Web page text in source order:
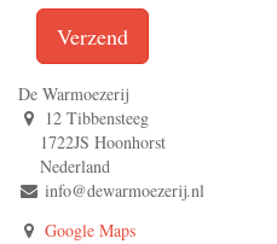
Verzend
De Warmoezerij
12 Tibbensteeg
1722JS Hoonhorst
Nederland
info@dewarmoezerij.nl
Google Maps